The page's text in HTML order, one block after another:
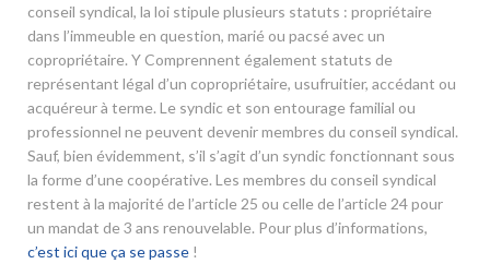
conseil syndical, la loi stipule plusieurs statuts : propriétaire
dans l’immeuble en question, marié ou pacsé avec un
copropriétaire. Y Comprennent également statuts de
représentant légal d’un copropriétaire, usufruitier, accédant ou
acquéreur à terme. Le syndic et son entourage familial ou
professionnel ne peuvent devenir membres du conseil syndical.
Sauf, bien évidemment, s’il s’agit d’un syndic fonctionnant sous
la forme d’une coopérative. Les membres du conseil syndical
restent à la majorité de l’article 25 ou celle de l’article 24 pour
un mandat de 3 ans renouvelable. Pour plus d’informations,
c’est ici que ça se passe !